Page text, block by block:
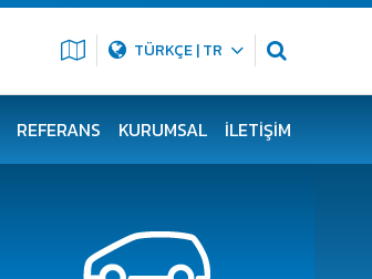
TÜRKÇE | TR
REFERANS KURUMSAL İLETIŞIM